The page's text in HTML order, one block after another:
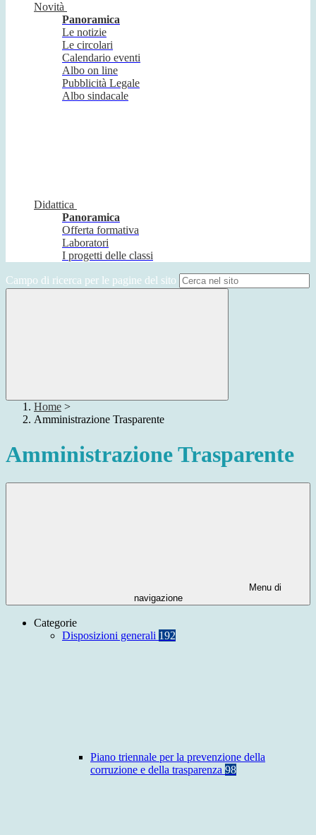
Novità
Panoramica
Le notizie
Le circolari
Calendario eventi
Albo on line
Pubblicità Legale
Albo sindacale
Didattica
Panoramica
Offerta formativa
Laboratori
I progetti delle classi
Campo di ricerca per le pagine del sito
Home >
Amministrazione Trasparente
Amministrazione Trasparente
Menu di
navigazione
Categorie
Disposizioni generali 192
Piano triennale per la prevenzione della
corruzione e della trasparenza 98